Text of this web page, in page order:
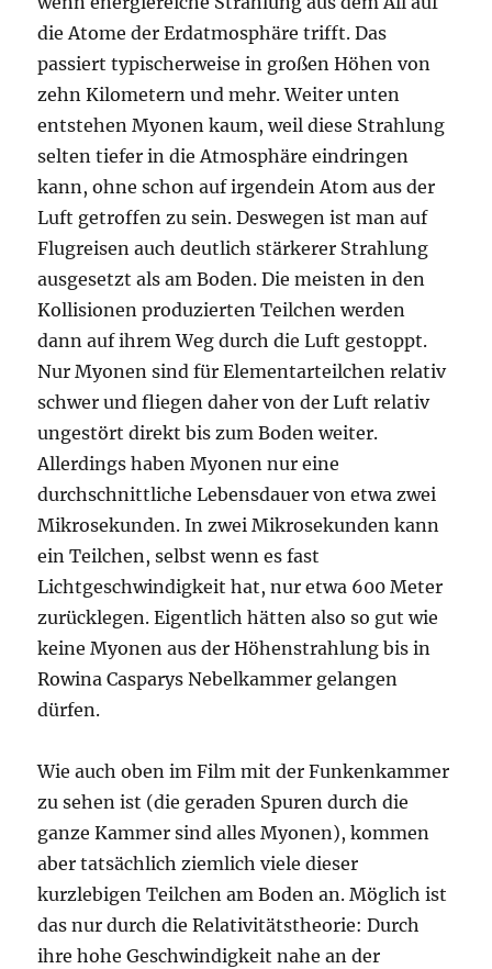
die Atome der Erdatmosphäre trifft. Das
passiert typischerweise in großen Höhen von
zehn Kilometern und mehr. Weiter unten
entstehen Myonen kaum, weil diese Strahlung
selten tiefer in die Atmosphäre eindringen
kann, ohne schon auf irgendein Atom aus der
Luft getroffen zu sein. Deswegen ist man auf
Flugreisen auch deutlich stärkerer Strahlung
ausgesetzt als am Boden. Die meisten in den
Kollisionen produzierten Teilchen werden
dann auf ihrem Weg durch die Luft gestoppt.
Nur Myonen sind für Elementarteilchen relativ
schwer und fliegen daher von der Luft relativ
ungestört direkt bis zum Boden weiter.
Allerdings haben Myonen nur eine
durchschnittliche Lebensdauer von etwa zwei
Mikrosekunden. In zwei Mikrosekunden kann
ein Teilchen, selbst wenn es fast
Lichtgeschwindigkeit hat, nur etwa 600 Meter
zurücklegen. Eigentlich hätten also so gut wie
keine Myonen aus der Höhenstrahlung bis in
Rowina Casparys Nebelkammer gelangen
dürfen.
Wie auch oben im Film mit der Funkenkammer
zu sehen ist (die geraden Spuren durch die
ganze Kammer sind alles Myonen), kommen
aber tatsächlich ziemlich viele dieser
kurzlebigen Teilchen am Boden an. Möglich ist
das nur durch die Relativitätstheorie: Durch
ihre hohe Geschwindigkeit nahe an der